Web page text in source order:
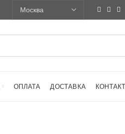
ОПЛАТА ДОСТАВКА